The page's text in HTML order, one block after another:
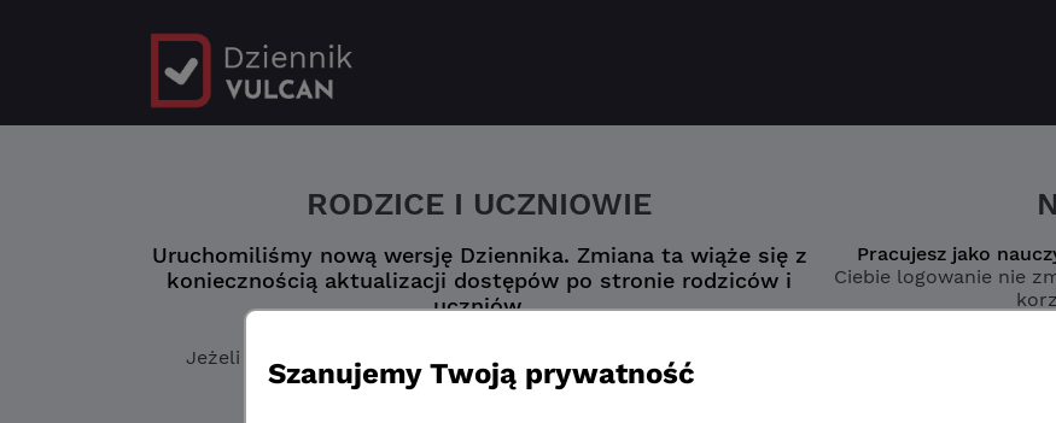
RODZICE I UCZNIOWIE
Uruchomiliśmy nową wersję Dziennika. Zmiana ta wiąże się z
koniecznością aktualizacji dostępów po stronie rodziców i
uczniów.
Jeżeli jeszcze nie masz zaktualizowanego konta
wybierz opcję
„Logowanie przed zmianą”
Pracujesz jako
Ciebie logowanie nie